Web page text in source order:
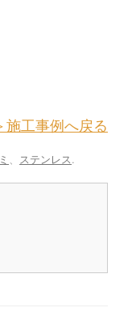
施工事例へ戻る
、 ステンレス.